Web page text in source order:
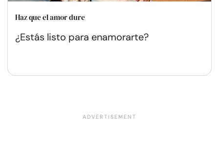
Haz que el amor dure
¿Estás listo para enamorarte?